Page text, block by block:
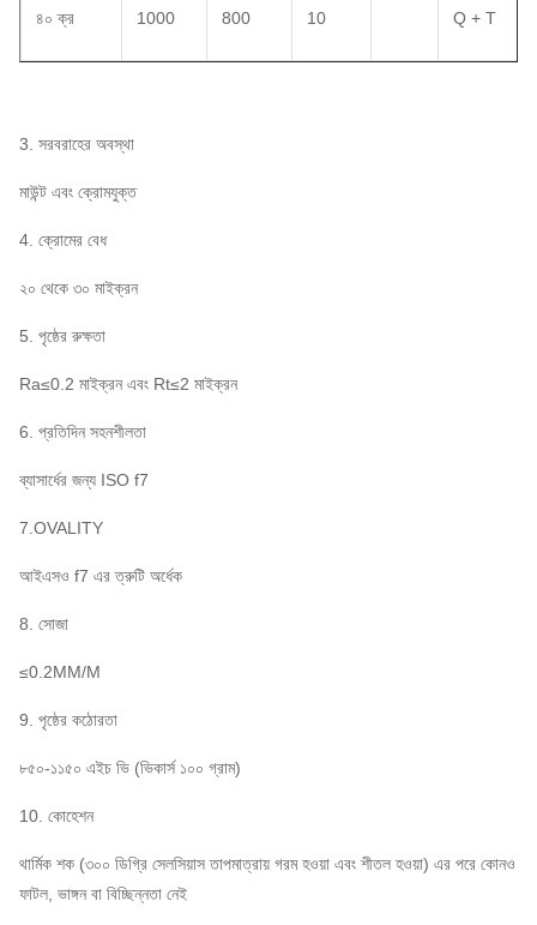
৪০ ক্র 1000 800 10 Q + T
3. সরবরাহের অবস্থা
মাউন্ট এবং ক্রোমযুক্ত
4. ক্রোমের বেধ
২০ থেকে ৩০ মাইক্রন
5. পৃষ্ঠের রুক্ষতা
Ra≤0.2 মাইক্রন এবং Rt≤2 মাইক্রন
6. প্রতিদিন সহনশীলতা
ব্যাসার্ধের জন্য ISO f7
7.OVALITY
আইএসও f7 এর ত্রুটি অর্ধেক
8. সোজা
≤0.2MM/M
9. পৃষ্ঠের কঠোরতা
৮৫০-১১৫০ এইচ ভি (ভিকার্স ১০০ গ্রাম)
10. কোহেশন
থার্মিক শক (৩০০ ডিগ্রি সেলসিয়াস তাপমাত্রায় গরম হওয়া এবং শীতল হওয়া) এর পরে কোনও
ফাটল, ভাঙ্গন বা বিচ্ছিন্নতা নেই